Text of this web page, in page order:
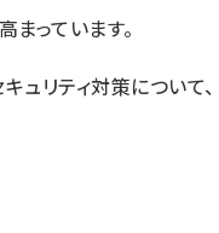
っています。
ュリティ対策について、